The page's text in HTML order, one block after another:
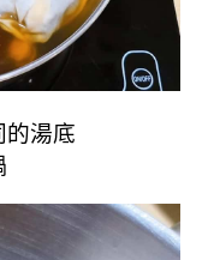
的湯底